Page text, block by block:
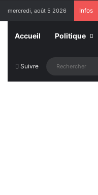
mercredi, août 5 2026 Infos
Accueil Politique
Suivre